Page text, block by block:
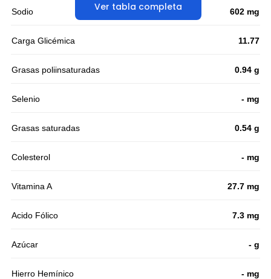
Ver tabla completa
Sodio 602 mg
Carga Glicémica 11.77
Grasas poliinsaturadas 0.94 g
Selenio - mg
Grasas saturadas 0.54 g
Colesterol - mg
Vitamina A 27.7 mg
Acido Fólico 7.3 mg
Azúcar - g
Hierro Hemínico - mg